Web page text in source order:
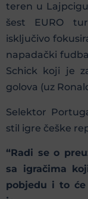
teren u
šest EURO
isključivo
napadački
Schick koji je
golova (uz
Selektor
stil igre češke
“Radi se o
sa igračima
pobjedu i to će